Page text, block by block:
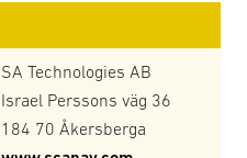
SA Technologies AB
Israel Perssons väg 36
184 70 Åkersberga